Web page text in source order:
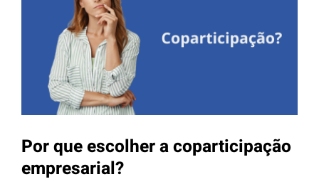
Por que escolher a coparticipação
empresarial?